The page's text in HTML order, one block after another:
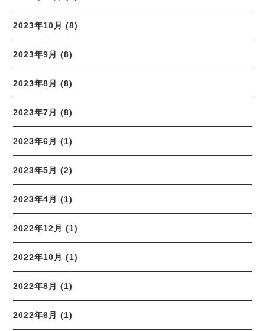
2023年10月 (8)
2023年9月 (8)
2023年8月 (8)
2023年7月 (8)
2023年6月 (1)
2023年5月 (2)
2023年4月 (1)
2022年12月 (1)
2022年10月 (1)
2022年8月 (1)
2022年6月 (1)